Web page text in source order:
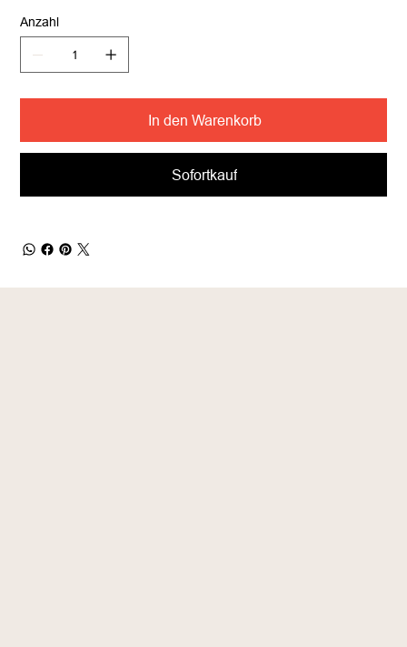
Anzahl
In den Warenkorb
Sofortkauf